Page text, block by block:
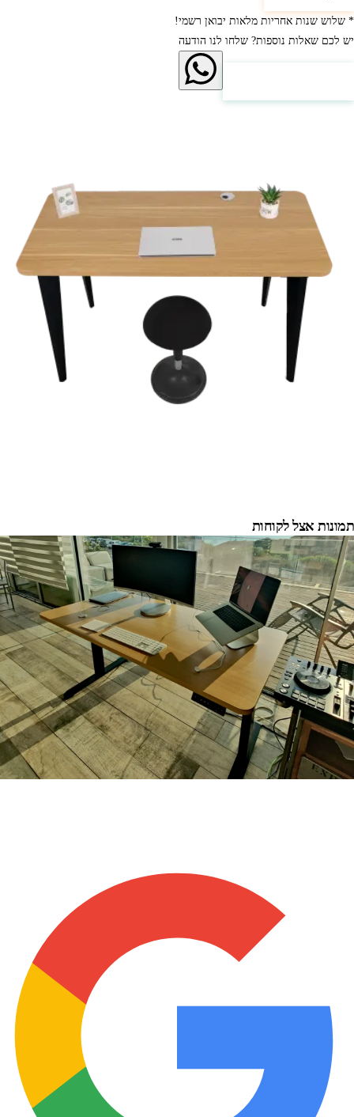
* שלוש שנות אחריות מלאות יבואן רשמי!
יש לכם שאלות נוספות? שלחו לנו הודעה
תמונות אצל לקוחות